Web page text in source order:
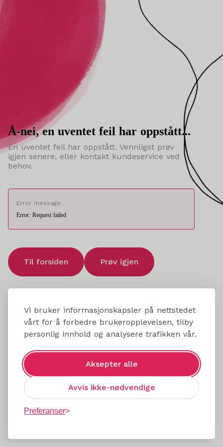
Vi bruker informasjonskapsler på nettstedet
vårt for å forbedre brukeropplevelsen, tilby
personlig innhold og analysere trafikken vår.
Aksepter alle
Avvis ikke-nødvendige
Preferanser
Å-nei, en uventet feil har oppstått...
En uventet feil har oppstått. Vennligst prøv
igjen senere, eller kontakt kundeservice ved
behov.
Error message:
Error: Request failed
Til forsiden Prøv igjen